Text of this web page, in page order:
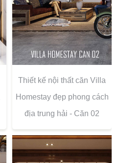
Thiết kế nội thất căn Villa
Homestay đẹp phong cách
địa trung hải - Căn 02